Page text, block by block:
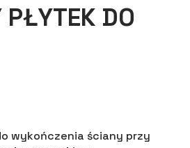
DO
wykończenia ściany przy